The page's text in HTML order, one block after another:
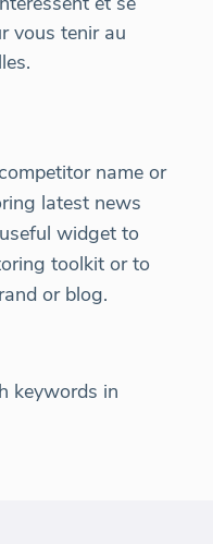
vous tenir au
name or
latest news
widget to
toolkit or to
or blog.
keywords in